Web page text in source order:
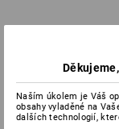
Naším úkolem je Váš
obsahy vyladěné na
dalších technologií,